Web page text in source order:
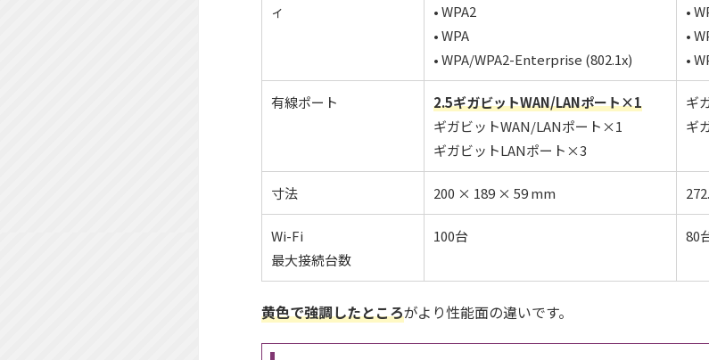
ィ
• WPA2
• WPA
• WPA/WPA2-Enterprise (802.1x)
•
•
•
有線ポート
2.5ギガビットWAN/LANポート×1
ギガビットWAN/LANポート×1
ギガビットLANポート×3
ギ
ギ
寸法 200 × 189 × 59 mm
Wi-Fi
最大接続台数
100台 80
黄色で強調したところがより性能面の違いです。